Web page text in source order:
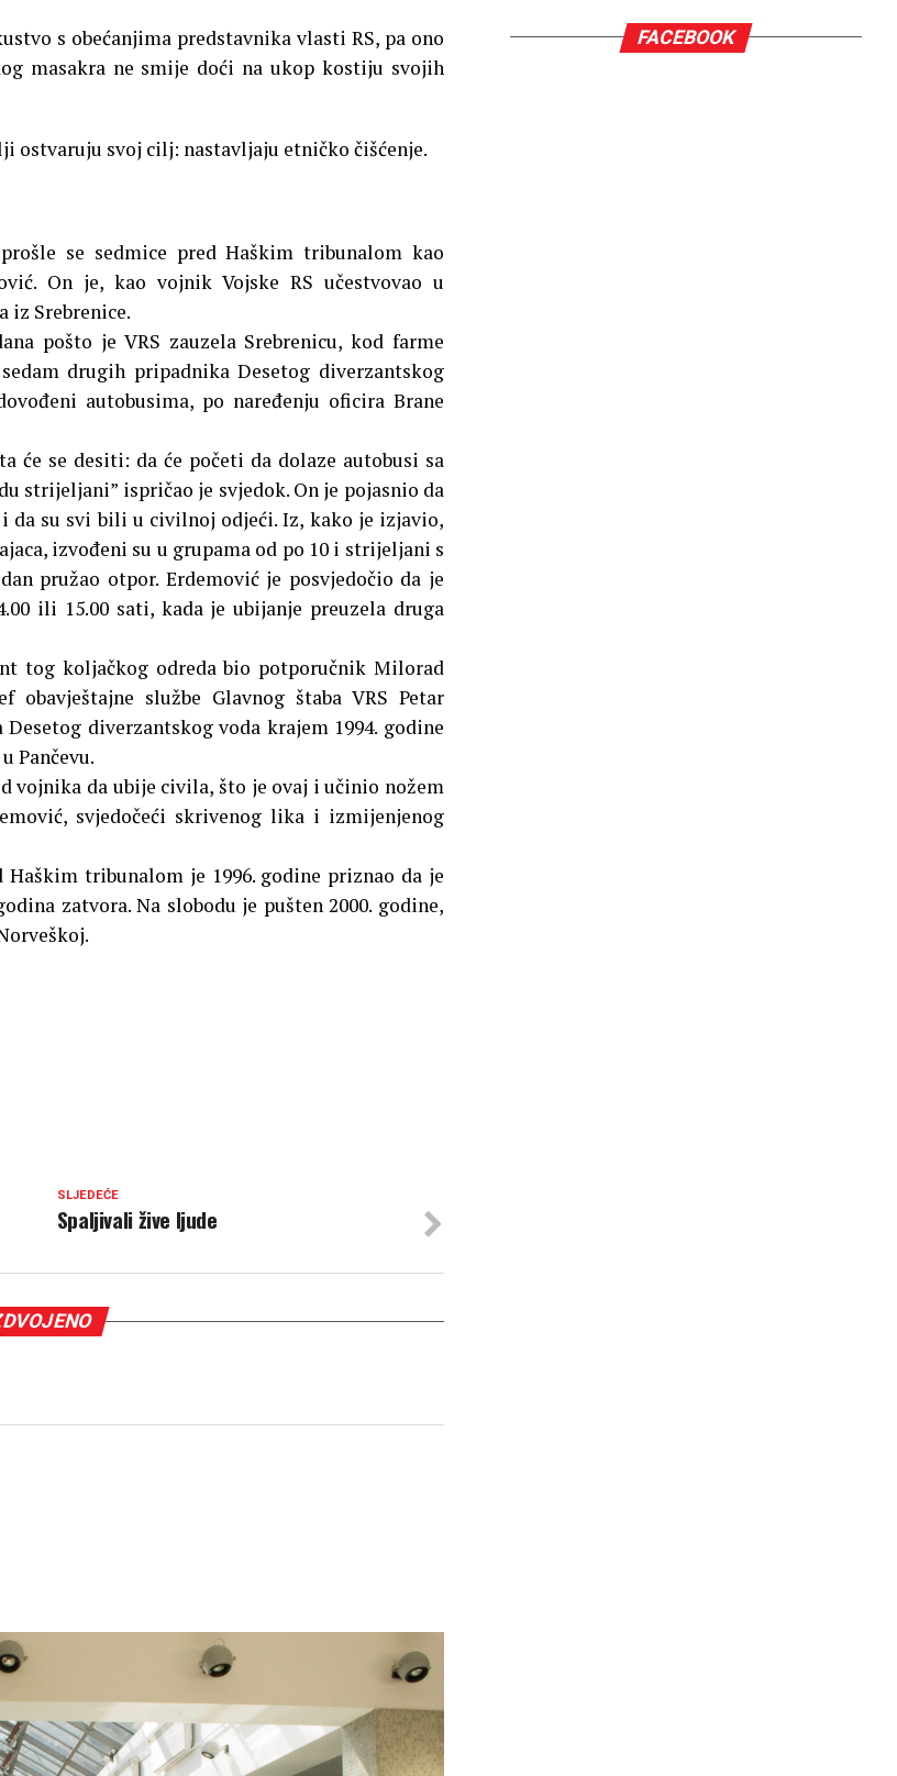
s obećanjima predstavnika vlasti RS, pa ono
masakra ne smije doći na ukop kostiju svojih
svoj cilj: nastavljaju etničko čišćenje.
se sedmice pred Haškim tribunalom kao
On je, kao vojnik Vojske RS učestvovao u
iz Srebrenice.
pošto je VRS zauzela Srebrenicu, kod farme
drugih pripadnika Desetog diverzantskog
autobusima, po naređenju oficira Brane
će se desiti: da će početi da dolaze autobusi sa
strijeljani” ispričao je svjedok. On je pojasnio da
da su svi bili u civilnoj odjeći. Iz, kako je izjavio,
izvođeni su u grupama od po 10 i strijeljani s
pružao otpor. Erdemović je posvjedočio da je
ili 15.00 sati, kada je ubijanje preuzela druga
tog koljačkog odreda bio potporučnik Milorad
službe Glavnog štaba VRS Petar
diverzantskog voda krajem 1994. godine
Pančevu.
vojnika da ubije civila, što je ovaj i učinio nožem
svjedočeći skrivenog lika i izmijenjenog
Haškim tribunalom je 1996. godine priznao da je
zatvora. Na slobodu je pušten 2000. godine,
SLJEDEĆE
Spaljivali žive ljude
FACEBOOK